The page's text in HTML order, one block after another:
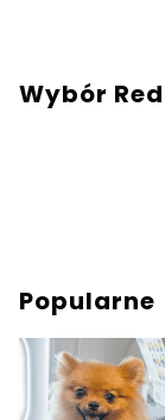
Wybór
Popularne